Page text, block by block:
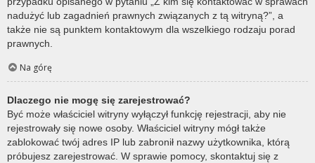
nadużyć lub zagadnień prawnych związanych z tą witryną?”, a
także nie są punktem kontaktowym dla wszelkiego rodzaju porad
prawnych.
Na górę
Dlaczego nie mogę się zarejestrować?
Być może właściciel witryny wyłączył funkcję rejestracji, aby nie
rejestrowały się nowe osoby. Właściciel witryny mógł także
zablokować twój adres IP lub zabronił nazwy użytkownika, którą
próbujesz zarejestrować. W sprawie pomocy, skontaktuj się z